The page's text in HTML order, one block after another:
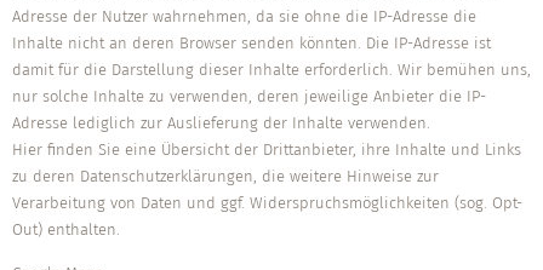
Adresse der Nutzer wahrnehmen, da sie ohne die IP-Adresse die
Inhalte nicht an deren Browser senden könnten. Die IP-Adresse ist
damit für die Darstellung dieser Inhalte erforderlich. Wir bemühen uns,
nur solche Inhalte zu verwenden, deren jeweilige Anbieter die IP-
Adresse lediglich zur Auslieferung der Inhalte verwenden.
Hier finden Sie eine Übersicht der Drittanbieter, ihre Inhalte und Links
zu deren Datenschutzerklärungen, die weitere Hinweise zur
Verarbeitung von Daten und ggf. Widerspruchsmöglichkeiten (sog. Opt-
Out) enthalten.